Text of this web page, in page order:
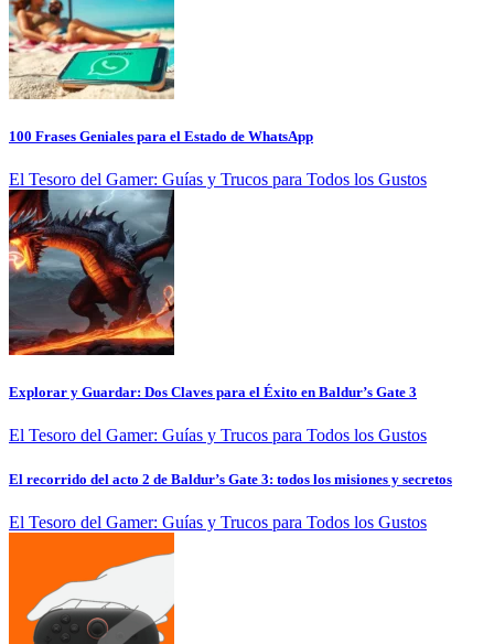
100 Frases Geniales para el Estado de WhatsApp
El Tesoro del Gamer: Guías y Trucos para Todos los Gustos
Explorar y Guardar: Dos Claves para el Éxito en Baldur’s Gate 3
El Tesoro del Gamer: Guías y Trucos para Todos los Gustos
El recorrido del acto 2 de Baldur’s Gate 3: todos los misiones y secretos
El Tesoro del Gamer: Guías y Trucos para Todos los Gustos